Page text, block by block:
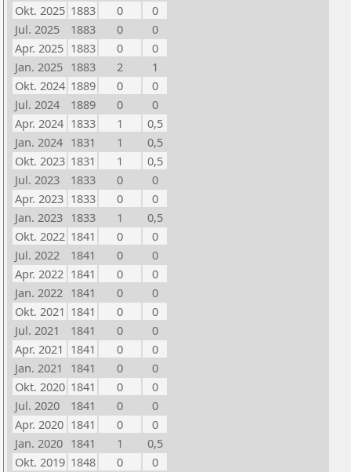
Okt. 2025 1883 0
0
Jul. 2025
1883 0
0
Apr. 2025 1883 0
0
Jan. 2025 1883 2
1
Okt. 2024 1889 0
0
Jul. 2024
1889 0
0
Apr. 2024 1833 1
0,5
Jan. 2024 1831 1
0,5
Okt. 2023 1831 1
0,5
Jul. 2023
1833 0
0
Apr. 2023 1833 0
0
Jan. 2023 1833 1
0,5
Okt. 2022 1841 0
0
Jul. 2022
1841 0
0
Apr. 2022 1841 0
0
Jan. 2022 1841 0
0
Okt. 2021 1841 0
0
Jul. 2021
1841 0
0
Apr. 2021 1841 0
0
Jan. 2021
1841 0
0
Okt. 2020 1841 0
0
Jul. 2020
1841 0
0
Apr. 2020 1841 0
0
Jan. 2020 1841 1
0,5
Okt. 2019 1848 0
0